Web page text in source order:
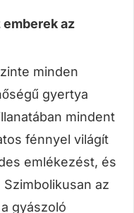
az
minden
gyertya
mindent
fénnyel világít
emlékezést, és
az
gyászoló